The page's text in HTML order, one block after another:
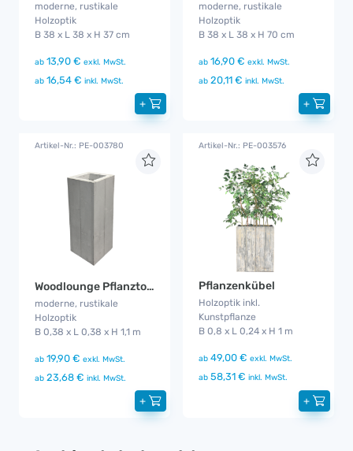
moderne, rustikale
Holzoptik
B 38 x L 38 x H 37 cm
ab 13,90 € exkl. MwSt.
ab 16,54 € inkl. MwSt.
+
moderne, rustikale
Holzoptik
B 38 x L 38 x H 70 cm
ab 16,90 € exkl. MwSt.
ab 20,11 € inkl. MwSt.
+
Artikel-Nr.: PE-003780
Woodlounge Pflanztopf groß
moderne, rustikale
Holzoptik
B 0,38 x L 0,38 x H 1,1 m
ab 19,90 € exkl. MwSt.
ab 23,68 € inkl. MwSt.
+
Artikel-Nr.: PE-003576
Pflanzenkübel
Holzoptik inkl.
Kunstpflanze
B 0,8 x L 0,24 x H 1 m
ab 49,00 € exkl. MwSt.
ab 58,31 € inkl. MwSt.
+